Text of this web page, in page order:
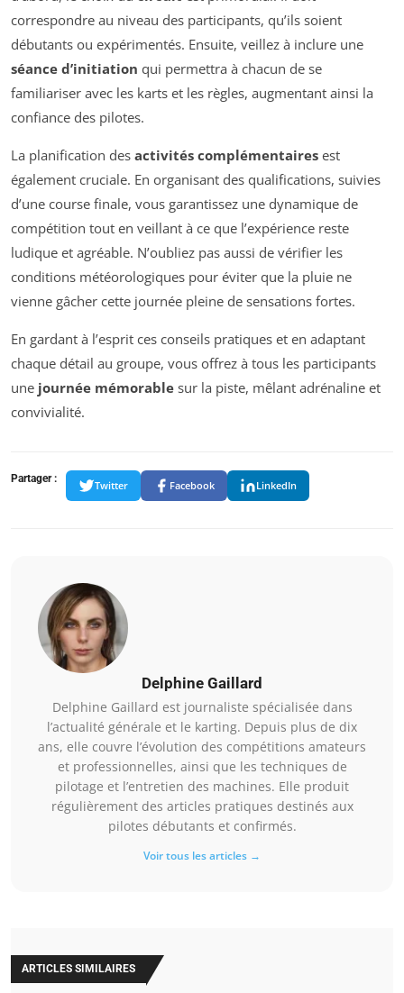
correspondre au niveau des participants, qu’ils soient
débutants ou expérimentés. Ensuite, veillez à inclure une
séance d’initiation qui permettra à chacun de se
familiariser avec les karts et les règles, augmentant ainsi la
confiance des pilotes.
La planification des activités complémentaires est
également cruciale. En organisant des qualifications, suivies
d’une course finale, vous garantissez une dynamique de
compétition tout en veillant à ce que l’expérience reste
ludique et agréable. N’oubliez pas aussi de vérifier les
conditions météorologiques pour éviter que la pluie ne
vienne gâcher cette journée pleine de sensations fortes.
En gardant à l’esprit ces conseils pratiques et en adaptant
chaque détail au groupe, vous offrez à tous les participants
une journée mémorable sur la piste, mêlant adrénaline et
convivialité.
Partager :
Twitter Facebook LinkedIn
Delphine Gaillard
Delphine Gaillard est journaliste spécialisée dans
l’actualité générale et le karting. Depuis plus de dix
ans, elle couvre l’évolution des compétitions amateurs
et professionnelles, ainsi que les techniques de
pilotage et l’entretien des machines. Elle produit
régulièrement des articles pratiques destinés aux
pilotes débutants et confirmés.
Voir tous les articles →
ARTICLES SIMILAIRES